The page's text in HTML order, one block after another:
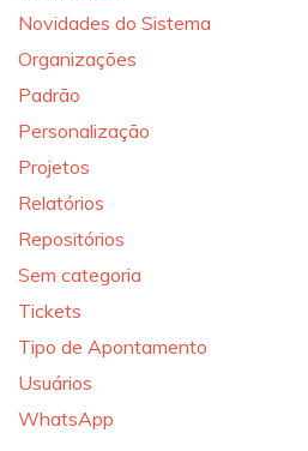
Novidades do Sistema
Organizações
Padrão
Personalização
Projetos
Relatórios
Repositórios
Sem categoria
Tickets
Tipo de Apontamento
Usuários
WhatsApp